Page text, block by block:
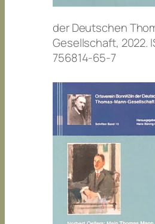
der Deutschen
Gesellschaft, 2022.
756814-65-7